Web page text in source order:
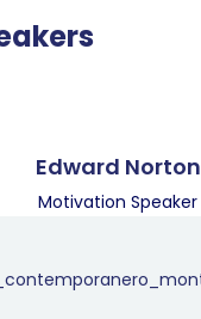
Edward Norton
Motivation Speaker